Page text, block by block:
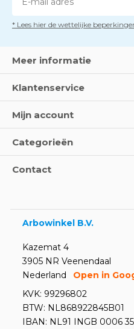
Dag
* Lees hier de wettelijke
Meer informatie
Klantenservice
Mijn account
Categorieën
Contact
Arbowinkel B.V.
Kazemat 4
3905 NR Veenendaal
Nederland
Open in
KVK: 99296802
BTW: NL868922845B01
IBAN: NL91 INGB 0006